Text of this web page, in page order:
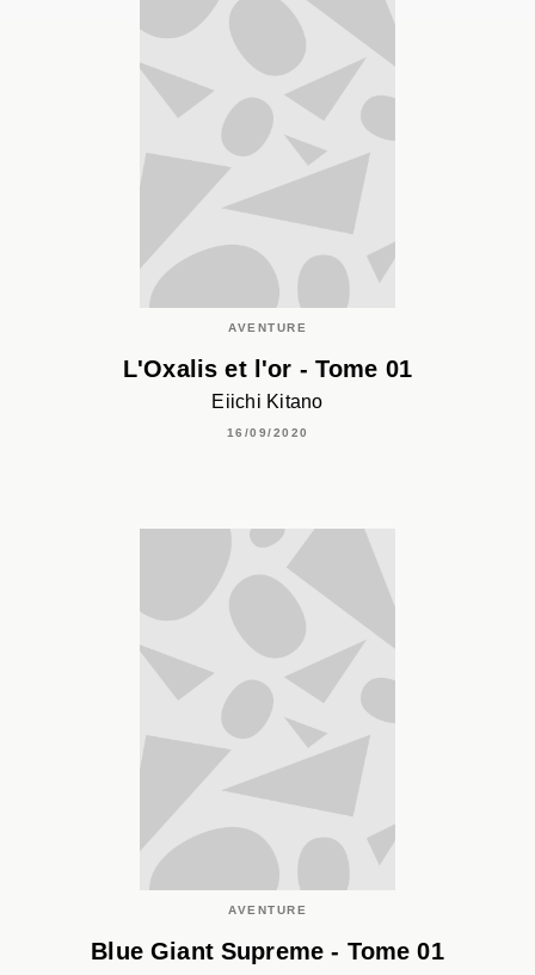
AVENTURE
L'Oxalis et l'or - Tome 01
Eiichi Kitano
16/09/2020
AVENTURE
Blue Giant Supreme - Tome 01